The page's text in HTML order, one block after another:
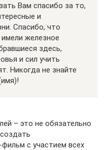
Вам спасибо за то,
и
Спасибо, что
имели железное
здесь,
и сил учить
Никогда не знайте
– это не обязательно
с участием всех